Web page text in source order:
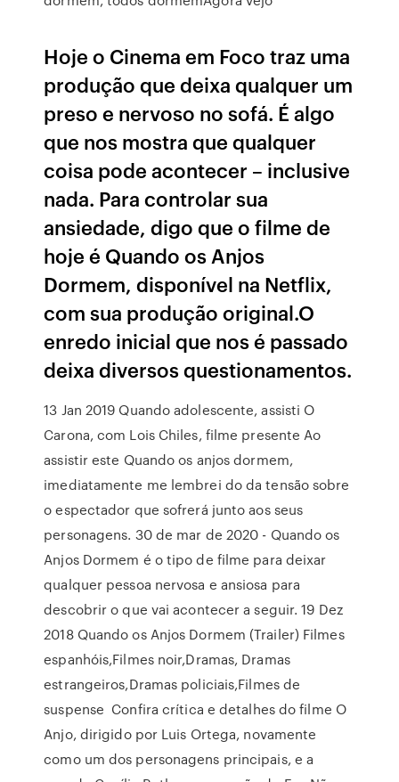
Hoje o Cinema em Foco traz uma
produção que deixa qualquer um
preso e nervoso no sofá. É algo
que nos mostra que qualquer
coisa pode acontecer – inclusive
nada. Para controlar sua
ansiedade, digo que o filme de
hoje é Quando os Anjos
Dormem, disponível na Netflix,
com sua produção original.O
enredo inicial que nos é passado
deixa diversos questionamentos.
13 Jan 2019 Quando adolescente, assisti O
Carona, com Lois Chiles, filme presente Ao
assistir este Quando os anjos dormem,
imediatamente me lembrei do da tensão sobre
o espectador que sofrerá junto aos seus
personagens. 30 de mar de 2020 - Quando os
Anjos Dormem é o tipo de filme para deixar
qualquer pessoa nervosa e ansiosa para
descobrir o que vai acontecer a seguir. 19 Dez
2018 Quando os Anjos Dormem (Trailer) Filmes
espanhóis,Filmes noir,Dramas, Dramas
estrangeiros,Dramas policiais,Filmes de
suspense Confira crítica e detalhes do filme O
Anjo, dirigido por Luis Ortega, novamente
como um dos personagens principais, e a